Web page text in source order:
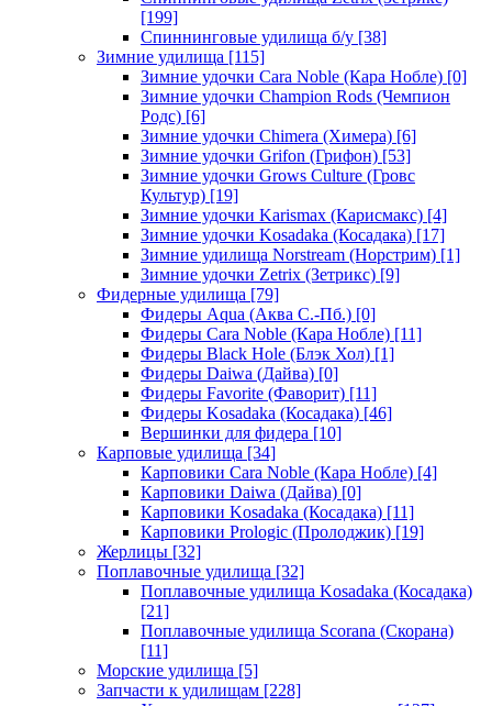
[199]
Спиннинговые удилища б/у [38]
Зимние удилища [115]
Зимние удочки Cara Noble (Кара Нобле) [0]
Зимние удочки Champion Rods (Чемпион
Родс) [6]
Зимние удочки Chimera (Химера) [6]
Зимние удочки Grifon (Грифон) [53]
Зимние удочки Grows Culture (Гровс
Культур) [19]
Зимние удочки Karismax (Карисмакс) [4]
Зимние удочки Kosadaka (Косадака) [17]
Зимние удилища Norstream (Норстрим) [1]
Зимние удочки Zetrix (Зетрикс) [9]
Фидерные удилища [79]
Фидеры Aqua (Аква С.-Пб.) [0]
Фидеры Cara Noble (Кара Нобле) [11]
Фидеры Black Hole (Блэк Хол) [1]
Фидеры Daiwa (Дайва) [0]
Фидеры Favorite (Фаворит) [11]
Фидеры Kosadaka (Косадака) [46]
Вершинки для фидера [10]
Карповые удилища [34]
Карповики Cara Noble (Кара Нобле) [4]
Карповики Daiwa (Дайва) [0]
Карповики Kosadaka (Косадака) [11]
Карповики Prologic (Пролоджик) [19]
Жерлицы [32]
Поплавочные удилища [32]
Поплавочные удилища Kosadaka (Косадака)
[21]
Поплавочные удилища Scorana (Скорана)
[11]
Морские удилища [5]
Запчасти к удилищам [228]